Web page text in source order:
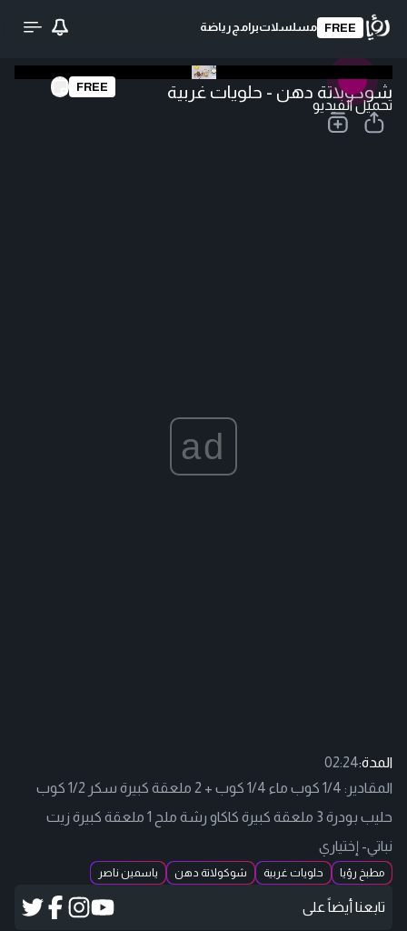
FREE مسلسلاتبرامج رياضة
تحميل الفيديو
FREE شوكولاتة دهن - حلويات غربية
ad
المدة:02:24
المقادير: 1/4 كوب ماء 1/4 كوب + 2 ملعقة كبيرة سكر 1/2 كوب
حليب بودرة 3 ملعقة كبيرة كاكاو رشة ملح 1 ملعقة كبيرة زيت
نباتي- إختياري
مطبخ رؤيا حلويات غربية شوكولاتة دهن ياسمين ناصر
تابعنا أيضاً على